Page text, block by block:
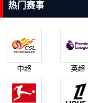
热门赛事
中超 英超